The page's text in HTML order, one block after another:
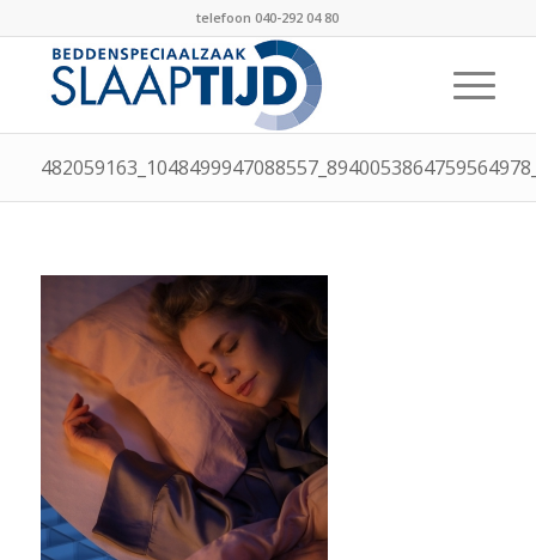
telefoon 040-292 04 80